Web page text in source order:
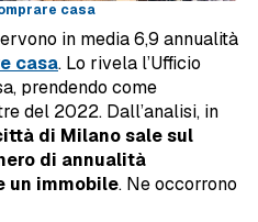
casa
in media 6,9 annualità
casa. Lo rivela l’Ufficio
prendendo come
del 2022. Dall’analisi, in
di Milano sale sul
di annualità
un immobile. Ne occorrono